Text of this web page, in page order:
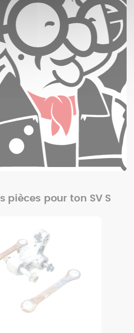
pièces pour ton SV S